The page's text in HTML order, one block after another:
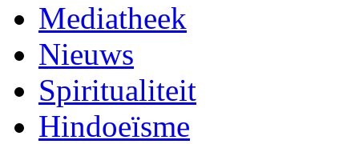
Mediatheek
Nieuws
Spiritualiteit
Hindoeïsme